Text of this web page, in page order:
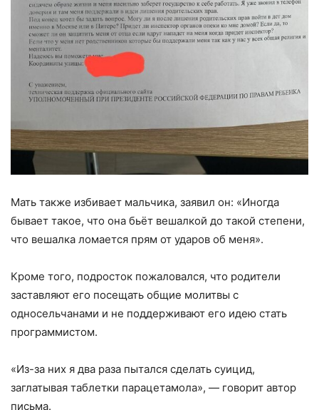
Мать также избивает мальчика, заявил он: «Иногда
бывает такое, что она бьёт вешалкой до такой степени,
что вешалка ломается прям от ударов об меня».
Кроме того, подросток пожаловался, что родители
заставляют его посещать общие молитвы с
односельчанами и не поддерживают его идею стать
программистом.
«Из-за них я два раза пытался сделать суицид,
заглатывая таблетки парацетамола», — говорит автор
письма.